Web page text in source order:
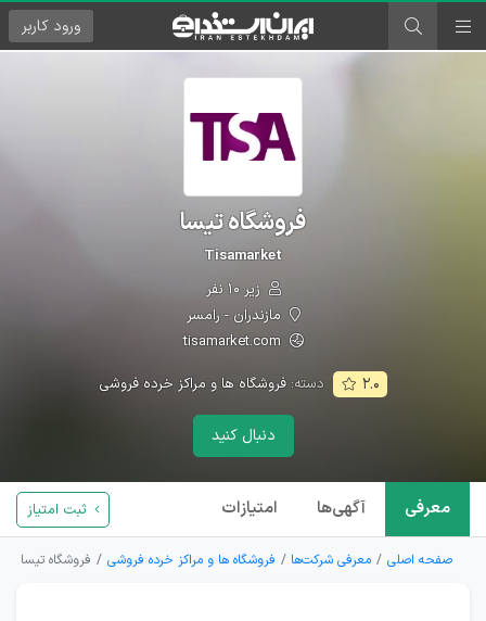
ورود کاربر
فروشگاه تیسا
Tisamarket
زیر ۱۰ نفر
مازندران - رامسر
tisamarket.com
۲.۰ دسته: فروشگاه ها و مراکز خرده فروشی
دنبال کنید
معرفی آگهی‌ها امتیازات ثبت امتیاز
صفحه اصلی معرفی شرکت‌ها فروشگاه ها و مراکز خرده فروشی فروشگاه تیسا